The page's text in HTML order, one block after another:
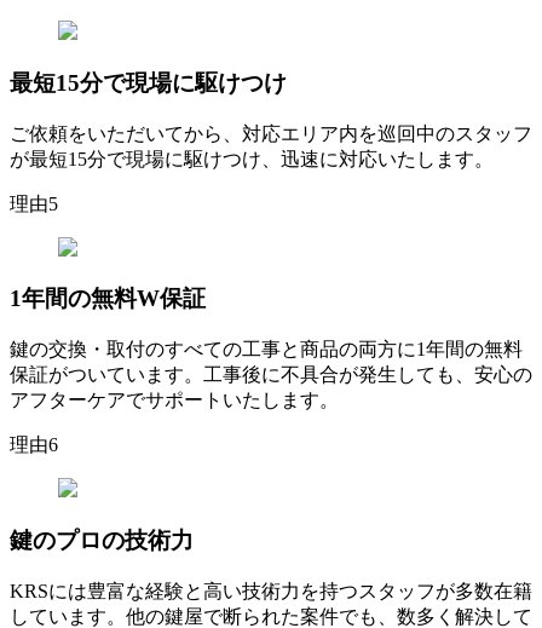
最短15分で現場に駆けつけ
ご依頼をいただいてから、対応エリア内を巡回中のスタッフ
が最短15分で現場に駆けつけ、迅速に対応いたします。
理由5
1年間の無料W保証
鍵の交換・取付のすべての工事と商品の両方に1年間の無料
保証がついています。工事後に不具合が発生しても、安心の
アフターケアでサポートいたします。
理由6
鍵のプロの技術力
KRSには豊富な経験と高い技術力を持つスタッフが多数在籍
しています。他の鍵屋で断られた案件でも、数多く解決して